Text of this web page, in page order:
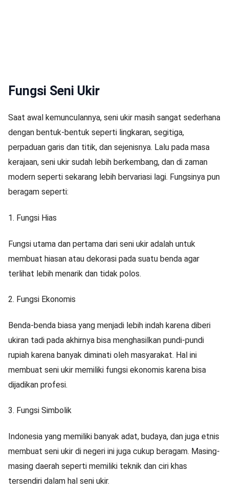
Fungsi Seni Ukir
Saat awal kemunculannya, seni ukir masih sangat sederhana
dengan bentuk-bentuk seperti lingkaran, segitiga,
perpaduan garis dan titik, dan sejenisnya. Lalu pada masa
kerajaan, seni ukir sudah lebih berkembang, dan di zaman
modern seperti sekarang lebih bervariasi lagi. Fungsinya pun
beragam seperti:
1. Fungsi Hias
Fungsi utama dan pertama dari seni ukir adalah untuk
membuat hiasan atau dekorasi pada suatu benda agar
terlihat lebih menarik dan tidak polos.
2. Fungsi Ekonomis
Benda-benda biasa yang menjadi lebih indah karena diberi
ukiran tadi pada akhirnya bisa menghasilkan pundi-pundi
rupiah karena banyak diminati oleh masyarakat. Hal ini
membuat seni ukir memiliki fungsi ekonomis karena bisa
dijadikan profesi.
3. Fungsi Simbolik
Indonesia yang memiliki banyak adat, budaya, dan juga etnis
membuat seni ukir di negeri ini juga cukup beragam. Masing-
masing daerah seperti memiliki teknik dan ciri khas
tersendiri dalam hal seni ukir.